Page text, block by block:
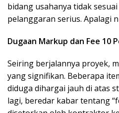
bidang usahanya tidak
pelanggaran serius. Apalagi
Dugaan Markup dan Fee 10
Seiring berjalannya proyek,
yang signifikan. Beberapa
diduga dihargai jauh di atas
lagi, beredar kabar tentang